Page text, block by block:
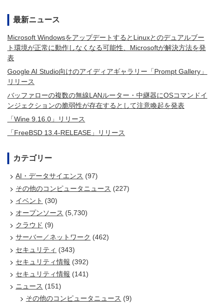
最新ニュース
Microsoft WindowsをアップデートするとLinuxとのデュアルブー
ト環境が正常に動作しなくなる可能性、Microsoftが解決方法を発
表
Google AI Studio向けのアイディアギャラリー「Prompt Gallery」
リリース
バッファローの複数の無線LANルーター・中継器にOSコマンドイ
ンジェクションの脆弱性が存在するとして注意喚起を発表
「Wine 9.16.0」リリース
「FreeBSD 13.4-RELEASE」リリース
カテゴリー
AI・データサイエンス (97)
その他のコンピュータニュース (227)
イベント (30)
オープンソース (5,730)
クラウド (9)
サーバー／ネットワーク (462)
セキュリティ (343)
セキュリティ情報 (392)
セキュリティ情報 (141)
ニュース (151)
その他のコンピュータニュース (9)